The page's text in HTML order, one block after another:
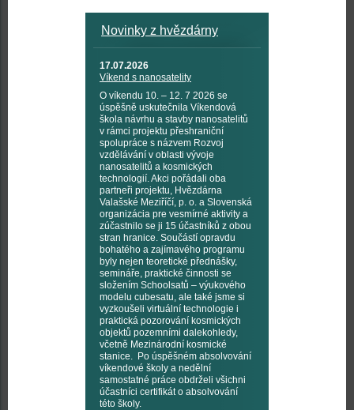
Novinky z hvězdárny
17.07.2026
Víkend s nanosatelity
O víkendu 10. – 12. 7 2026 se
úspěšně uskutečnila Víkendová
škola návrhu a stavby nanosatelitů
v rámci projektu přeshraniční
spolupráce s názvem Rozvoj
vzdělávání v oblasti vývoje
nanosatelitů a kosmických
technologií. Akci pořádali oba
partneři projektu, Hvězdárna
Valašské Meziříčí, p. o. a Slovenská
organizácia pre vesmírné aktivity a
zúčastnilo se ji 15 účastníků z obou
stran hranice. Součástí opravdu
bohatého a zajímavého programu
byly nejen teoretické přednášky,
semináře, praktické činnosti se
složením Schoolsatů – výukového
modelu cubesatu, ale také jsme si
vyzkoušeli virtuální technologie i
praktická pozorování kosmických
objektů pozemními dalekohledy,
včetně Mezinárodní kosmické
stanice. Po úspěšném absolvování
víkendové školy a nedělní
samostatné práce obdrželi všichni
účastníci certifikát o absolvování
této školy.